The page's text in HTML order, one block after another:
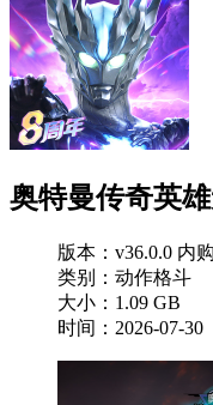
奥特曼传奇英
版本：v36.0.0 内
类别：动作格斗
大小：1.09 GB
时间：2026-07-30